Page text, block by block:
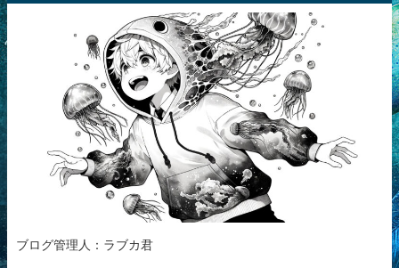
ブログ管理人：ラブカ君